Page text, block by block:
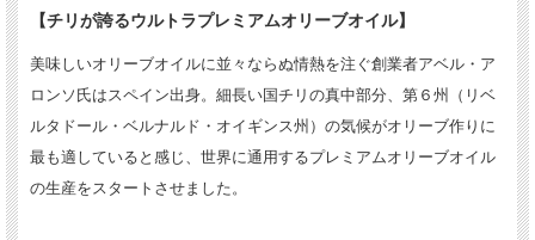
【チリが誇るウルトラプレミアムオリーブオイル】
美味しいオリーブオイルに並々ならぬ情熱を注ぐ創業者アベル・ア
ロンソ氏はスペイン出身。細長い国チリの真中部分、第６州（リベ
ルタドール・ベルナルド・オイギンス州）の気候がオリーブ作りに
最も適していると感じ、世界に通用するプレミアムオリーブオイル
の生産をスタートさせました。